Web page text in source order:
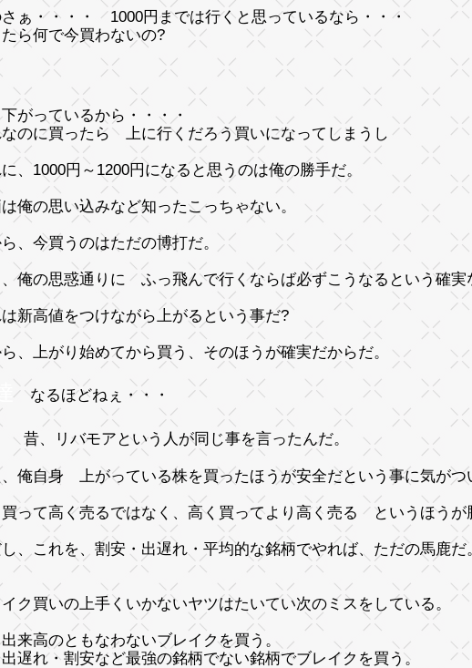
さぁ・・・・ 1000円までは行くと思っているなら・・・
ら何で今買わないの?
がっているから・・・・
なのに買ったら 上に行くだろう買いになってしまうし
、1000円～1200円になると思うのは俺の勝手だ。
俺の思い込みなど知ったこっちゃない。
、今買うのはただの博打だ。
俺の思惑通りに ふっ飛んで行くならば必ずこうなるという確実
新高値をつけながら上がるという事だ?
、上がり始めてから買う、そのほうが確実だからだ。
なるほどねぇ・・・
昔、リバモアという人が同じ事を言ったんだ。
、俺自身 上がっている株を買ったほうが安全だという事に気がつ
って高く売るではなく、高く買ってより高く売る というほうが
、これを、割安・出遅れ・平均的な銘柄でやれば、ただの馬鹿だ
ク買いの上手くいかないヤツはたいてい次のミスをしている。
来高のともなわないブレイクを買う。
遅れ・割安など最強の銘柄でない銘柄でブレイクを買う。